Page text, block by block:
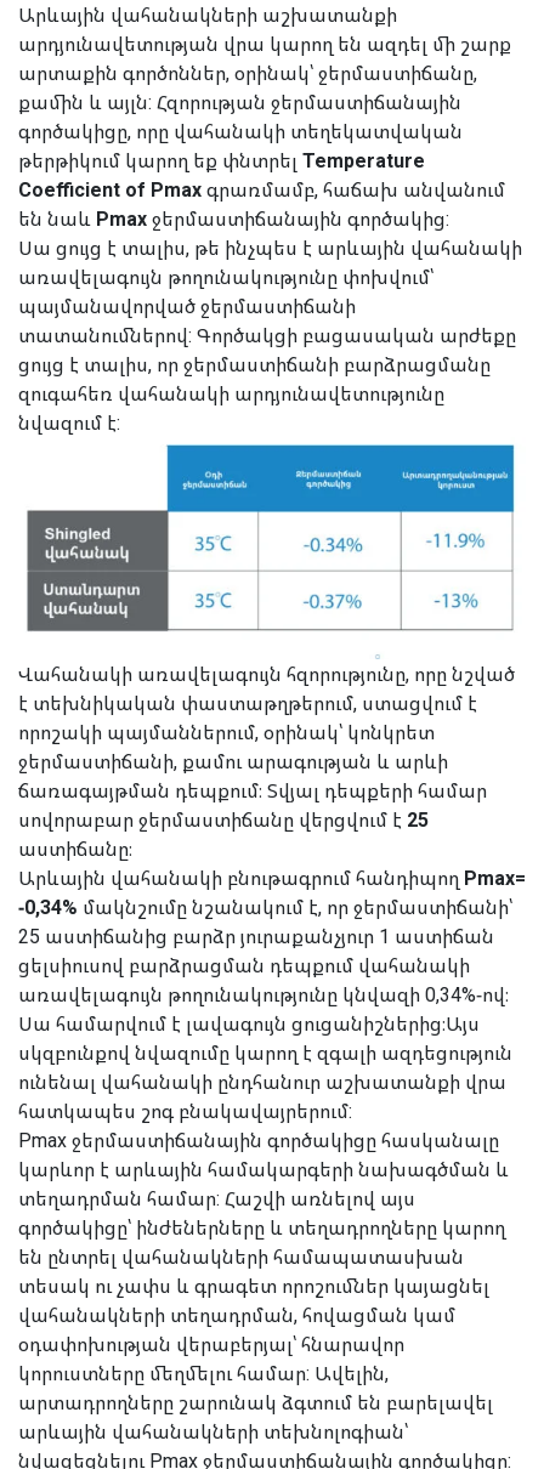
Արևային վահանակների աշխատանքի
արդյունավետության վրա կարող են ազդել մի շարք
արտաքին գործոններ, օրինակ՝ ջերմաստիճանը,
քամին և այլն: Հզորության ջերմաստիճանային
գործակիցը, որը վահանակի տեղեկատվական
թերթիկում կարող եք փնտրել Temperature
Coefficient of Pmaxգրառմամբ, հաճախ անվանում
են նաև Pmaxջերմաստիճանային գործակից:
Սա ցույց է տալիս, թե ինչպես է արևային վահանակի
առավելագույն թողունակությունը փոխվում՝
պայմանավորված ջերմաստիճանի
տատանումներով: Գործակցի բացասական արժեքը
ցույց է տալիս, որ ջերմաստիճանի բարձրացմանը
զուգահեռ վահանակի արդյունավետությունը
նվազում է:
Վահանակի առավելագույն հզորությունը, որը նշված
է տեխնիկական փաստաթղթերում, ստացվում է
որոշակի պայմաններում, օրինակ՝ կոնկրետ
ջերմաստիճանի, քամու արագության և արևի
ճառագայթման դեպքում։ Տվյալ դեպքերի համար
սովորաբար ջերմաստիճանը վերցվում է 25
աստիճանը։
Արևային վահանակի բնութագրում հանդիպող Pmax=
-0,34% մակնշումը նշանակում է, որ ջերմաստիճանի՝
25 աստիճանից բարձր յուրաքանչյուր 1 աստիճան
ցելսիուսով բարձրացման դեպքում վահանակի
առավելագույն թողունակությունը կնվազի 0,34%-ով։
Սա համարվում է լավագույն ցուցանիշներից։Այս
սկզբունքով նվազումը կարող է զգալի ազդեցություն
ունենալ վահանակի ընդհանուր աշխատանքի վրա
հատկապես շոգ բնակավայրերում:
Pmax ջերմաստիճանային գործակիցը հասկանալը
կարևոր է արևային համակարգերի նախագծման և
տեղադրման համար: Հաշվի առնելով այս
գործակիցը՝ ինժեներները և տեղադրողները կարող
են ընտրել վահանակների համապատասխան
տեսակ ու չափս և գրագետ որոշումներ կայացնել
վահանակների տեղադրման, հովացման կամ
օդափոխության վերաբերյալ՝ հնարավոր
կորուստները մեղմելու համար: Ավելին,
արտադրողները շարունակ ձգտում են բարելավել
արևային վահանակների տեխնոլոգիան՝
նվազեցնելու Pmax ջերմաստիճանային գործակիցը: